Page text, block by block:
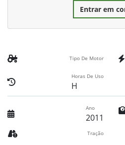
Entrar em
Tipo De Motor
Horas De Uso
H
Ano
2011
Tração